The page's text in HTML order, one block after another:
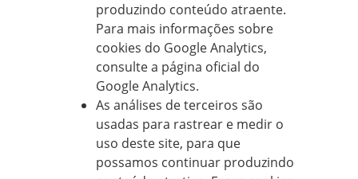
produzindo conteúdo atraente.
Para mais informações sobre
cookies do Google Analytics,
consulte a página oficial do
Google Analytics.
As análises de terceiros são
usadas para rastrear e medir o
uso deste site, para que
possamos continuar produzindo